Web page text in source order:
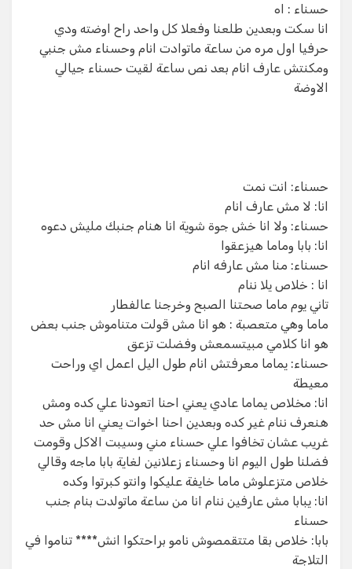
حسناء : اه
انا سكت وبعدين طلعنا وفعلا كل واحد راح اوضته ودي
حرفيا اول مره من ساعة ماتوادت انام وحسناء مش جنبي
ومكنتش عارف انام بعد نص ساعة لقيت حسناء جيالي
الاوضة
حسناء: انت نمت
انا: لا مش عارف انام
حسناء: ولا انا خش جوة شوية انا هنام جنبك مليش دعوه
انا: بابا وماما هيزعقوا
حسناء: منا مش عارفه انام
انا : خلاص يلا ننام
تاني يوم ماما صحتنا الصبح وخرجنا عالفطار
ماما وهي متعصبة : هو انا مش قولت متناموش جنب بعض
هو انا كلامي مبيتسمعش وفضلت تزعق
حسناء: يماما معرفتش انام طول اليل اعمل اي وراحت
معيطة
انا: مخلاص يماما عادي يعني احنا اتعودنا علي كده ومش
هنعرف ننام غير كده وبعدين احنا اخوات يعني انا مش حد
غريب عشان تخافوا علي حسناء مني وسيبت الاكل وقومت
فضلنا طول اليوم انا وحسناء زعلانين لغاية بابا ماجه وقالي
خلاص متزعلوش ماما خايفة عليكوا وانتو كبرتوا وكده
انا: يبابا مش عارفين ننام انا من ساعة ماتولدت بنام جنب
حسناء
بابا: خلاص بقا متتقمصوش نامو براحتكوا انش**** تناموا في
التلاجة